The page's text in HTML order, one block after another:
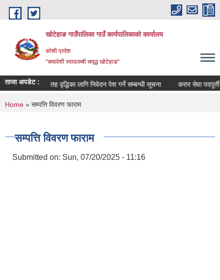
Skip to main content
खोटेहाङ गाउँपालिका गाउँ कार्यपालिकाको कार्यालय
कोशी प्रदेश
“समावेशी स्वावलम्बी समृद्ध खोटेहाङ”
ताजा अपडेट :
। तह वृद्धिका लागि निवेदन पेश गर्ने सम्बन्धी सूचना करार सेवा पदपूर्ती
You are here
Home » सम्पत्ति विवरण फाराम
सम्पत्ति विवरण फाराम
Submitted on: Sun, 07/20/2025 - 11:16